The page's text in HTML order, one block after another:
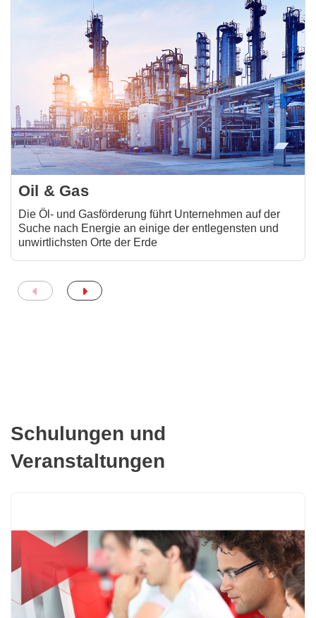
Oil & Gas
Die Öl- und Gasförderung führt Unternehmen auf der
Suche nach Energie an einige der entlegensten und
unwirtlichsten Orte der Erde
Schulungen und
Veranstaltungen